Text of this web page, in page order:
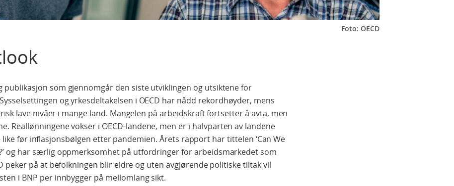
Foto: OECD
publikasjon som gjennomgår den siste utviklingen og utsiktene for
og yrkesdeltakelsen i OECD har nådd rekordhøyder, mens
lave nivåer i mange land. Mangelen på arbeidskraft fortsetter å avta, men
Reallønningene vokser i OECD-landene, men er i halvparten av landene
før inflasjonsbølgen etter pandemien. Årets rapport har tittelen ‘Can We
og har særlig oppmerksomhet på utfordringer for arbeidsmarkedet som
peker på at befolkningen blir eldre og uten avgjørende politiske tiltak vil
i BNP per innbygger på mellomlang sikt.